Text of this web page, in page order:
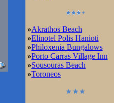
»Akrathos Beach
»Elinotel Polis Hanioti
»Philoxenia Bungalows
»Porto Carras Village Inn
»Sousouras Beach
»Toroneos